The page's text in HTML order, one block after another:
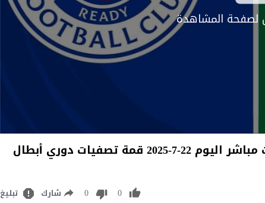
لصفحة المشاهدة
مشاهدة مباراة جلاسكو رينجرز وباناثانايكوس بث مباشر اليوم 22-7-2025 قمة تصفيات دوري أبطال
0
0 شارك تبليغ